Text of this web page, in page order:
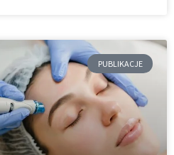
PUBLIKACJE